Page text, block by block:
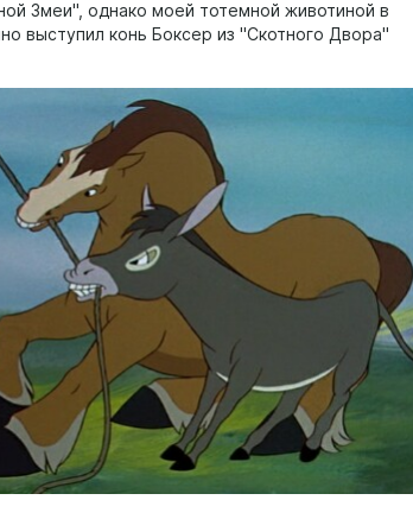
Змеи", однако моей тотемной животиной в
выступил конь Боксер из "Скотного Двора"